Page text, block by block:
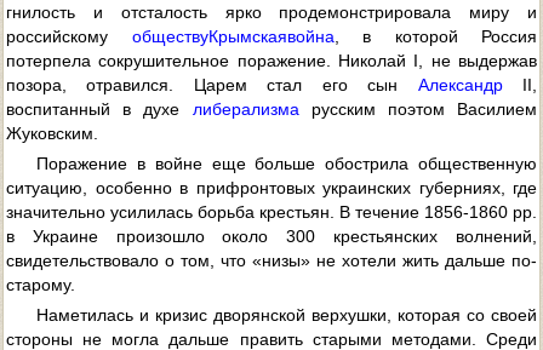
гнилость и отсталость ярко продемонстрировала миру и
российскому обществуКрымскаявойна , в которой Россия
потерпела сокрушительное поражение. Николай I, не выдержав
позора, отравился. Царем стал его сын АлександрII,
воспитанный в духе либерализма русским поэтом Василием
Жуковским.
Поражение в войне еще больше обострила общественную
ситуацию, особенно в прифронтовых украинских губерниях, где
значительно усилилась борьба крестьян. В течение 1856-1860 pp.
в Украине произошло около 300 крестьянских волнений,
свидетельствовало о том, что «низы» не хотели жить дальше по-
старому.
Наметилась и кризис дворянской верхушки, которая со своей
стороны не могла дальше править старыми методами. Среди